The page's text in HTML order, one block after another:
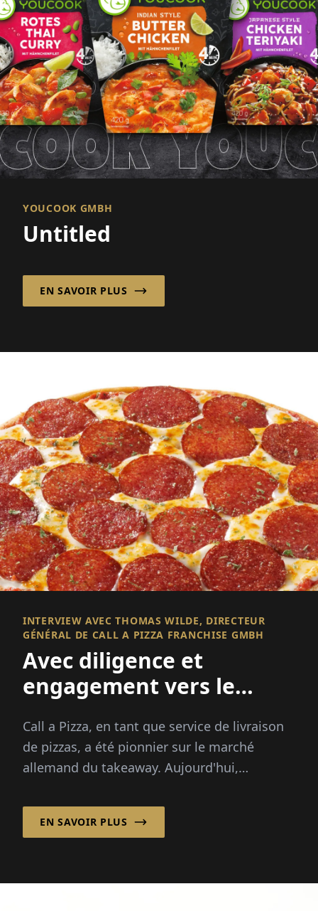
YOUCOOK GMBH
Untitled
EN SAVOIR PLUS
INTERVIEW AVEC THOMAS WILDE, DIRECTEUR
GÉNÉRAL DE CALL A PIZZA FRANCHISE GMBH
Avec diligence et
engagement vers le
Call a Pizza, en tant que service de livraison
de pizzas, a été pionnier sur le marché
allemand du takeaway. Aujourd'hui,
franchise solide, ...
EN SAVOIR PLUS